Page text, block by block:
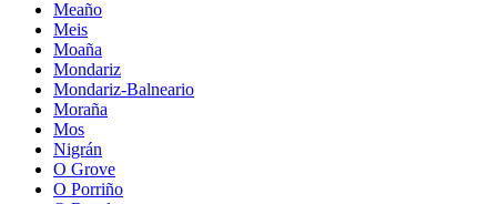
Meaño
Meis
Moaña
Mondariz
Mondariz-Balneario
Moraña
Mos
Nigrán
O Grove
O Porriño